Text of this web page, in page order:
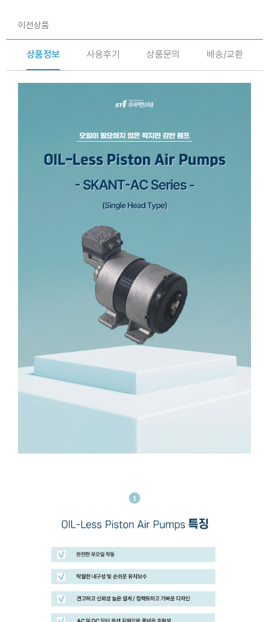
이전상품
상품정보 사용후기 상품문의 배송/교환